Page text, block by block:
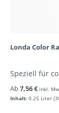
Londa Color
Speziell für
Inhalt: 0.25 Liter
Ab7,56 € inkl.